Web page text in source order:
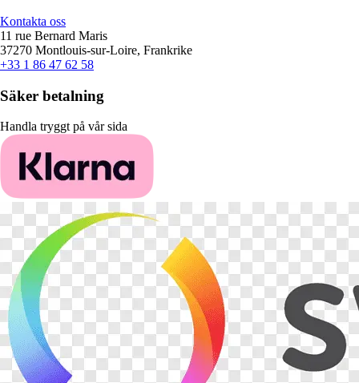
Kontakta oss
11 rue Bernard Maris
37270 Montlouis-sur-Loire, Frankrike
+33 1 86 47 62 58
Säker betalning
Handla tryggt på vår sida